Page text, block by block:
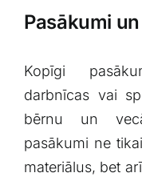
Pasākumi
Kopīgi
darbnīcas ⁣vai
bērnu un
⁢pasākumi ne
materiālus, ⁤bet